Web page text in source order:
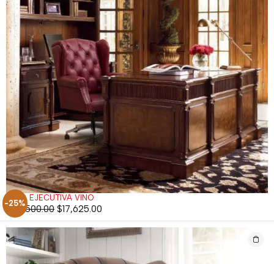
-25%
SILLA EJECUTIVA VINO
$23,500.00 $17,625.00